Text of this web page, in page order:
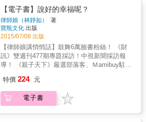
題，光靠提出訴求一方的努力是不夠的，必須
夫妻雙方對問題有共識，心甘情願、同心處
理，才有可能改善。以下幾個原則既能預防，
也能修補，但一定要身體力行。1.性溝通：對
性的觀念、期待、需求及感受，若只放在心
中，就變成各懷鬼胎，易產生嫌隙或誤會，需
要找時機、找空間談性說愛。因此，性表達是
性溝通的要素，能夠促進親密、提高情慾。2.
提供適當的環境：包括物理環境與心理環境。
做愛往往要在無人打擾、無後顧之憂的自在空
間內，心思放空、心情放鬆，專注於彼此身
心，才能夠收歡愉快感之效。3.新奇與冒險：
老》裡，瞿欣怡不僅首度公開陪伴罹癌女友的
心路歷程，更於書末附上同志朋友必讀的醫療
與法律須知，非常實用。 ☆阿述（小貓女
友）、傅月庵（「掃葉工房」主持人）◎ 深情
撰序。
些人來說，幸福如夢幻泡影，一觸即破。當摯
愛的另一半罹患了癌症，無論多麼相愛，她們
兩個，依然是法律上的陌生人。 愛得這麼深，
承諾再多，卻連基本的保障都無法給彼此，
這，也是無數同志的恐慌與困境。於是，從得
知阿述罹癌的那天起，小貓開始了她的「陪伴
日記」&hellip;&hellip; 以「小貓」名號闖蕩江
湖的瞿欣怡，不僅是記者、作家，也是婦運與
同運工作者。《說好一起老》以私密的日記
程，笑鬧中隱含淚光。這本書，記錄的是最真
實的同志日常；裡面的甜蜜與酸楚，也是你我
熟悉的，愛的日常。 ☆在台灣，同志無論如何
【電子書】說好的幸福呢？
律師娘（林靜如）
著
寶瓶文化 出版
2015/07/08 出版
【律師娘講悄悄話】鼓舞6萬臉書粉絲！ 《財
訊》雙週刊477期專題採訪！中視新聞採訪報
導！ 《親子天下》嚴選部落客、Ｍamibuy駐站
摩新聞等媒體熱烈分享，好文轉載！ 溫柔傾聽
愛情最私密， 犀利透視法理之外，婚姻的暗
角。 ◎婆媳、小三、爭產、搶子、家暴等人性
特價 224 元
電子書